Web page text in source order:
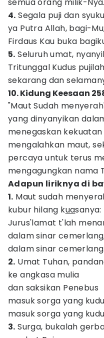
4. Segala puji dan
ya Putra Allah, bagi-Mu;
Firdaus Kau buka
5. Seluruh umat,
Tritunggal Kudus pujilah
sekarang dan
10. Kidung Keesaan
"Maut Sudah
yang dinyanyikan
menegaskan
mengalahkan maut,
percaya untuk terus
mengagungkan nama
Adapun liriknya di
1. Maut sudah
kubur hilang kuasanya:
Jurus'lamat t'lah
dalam sinar
dalam sinar cemerlang.
2. Umat Tuhan,
ke angkasa mulia
dan saksikan Penebus
masuk sorga yang
masuk sorga yang
3. Surga, bukalah